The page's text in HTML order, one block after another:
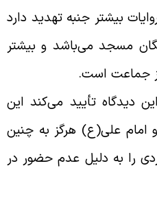
بیشتر جنبه تهدید دارد
مسجد می‌‌باشد و بیشتر
جماعت است.
تأیید می‌‌کند این
علی(ع) هرگز به چنین
را به دلیل عدم حضور در